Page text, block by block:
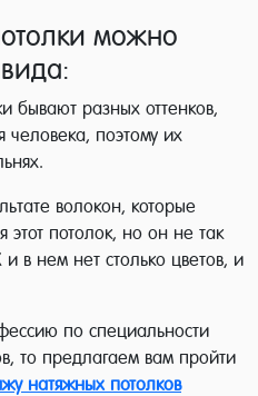
можно
бывают разных оттенков,
человека, поэтому их
волокон, которые
этот потолок, но он не так
в нем нет столько цветов, и
по специальности
то предлагаем вам пройти
натяжных потолков